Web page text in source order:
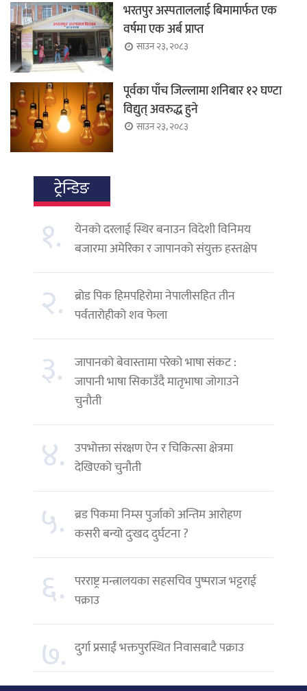
भरतपुर अस्पताललाई बिमामार्फत एक
वर्षमा एक अर्ब प्राप्त
साउन २३, २०८३
पूर्वका पाँच जिल्लामा शनिबार १२ घण्टा
विद्युत् अवरुद्ध हुने
साउन २३, २०८३
ट्रेन्डिङ
१.
येनको दरलाई स्थिर बनाउन विदेशी विनिमय
बजारमा अमेरिका र जापानको संयुक्त हस्तक्षेप
२. ब्रोड पिक हिमपहिरोमा नेपालीसहित तीन
पर्वतारोहीको शव फेला
३.
जापानको बेवास्तामा परेको भाषा संकट :
जापानी भाषा सिकाउँदै मातृभाषा जोगाउने
चुनौती
४. उपभोक्ता संरक्षण ऐन र चिकित्सा क्षेत्रमा
देखिएको चुनौती
५. ब्रड पिकमा निम्स पुर्जाको अन्तिम आरोहण
कसरी बन्यो दुःखद दुर्घटना ?
६. परराष्ट्र मन्त्रालयका सहसचिव पुष्पराज भट्टराई
पक्राउ
७. दुर्गा प्रसाईं भक्तपुरस्थित निवासबाटै पक्राउ